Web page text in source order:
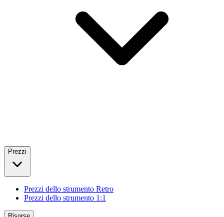
Prezzi
Prezzi dello strumento Retro
Prezzi dello strumento 1:1